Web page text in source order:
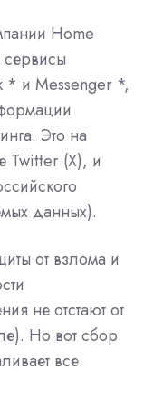
Home
сервисы
* и Messenger *,
Это на
Twitter (X), и
данных).
от взлома и
не отстают от
Но вот сбор
все